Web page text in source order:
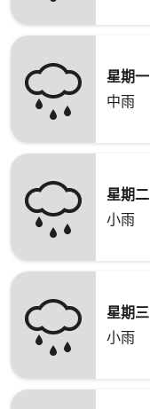
星期一
中雨
星期二
小雨
星期三
小雨